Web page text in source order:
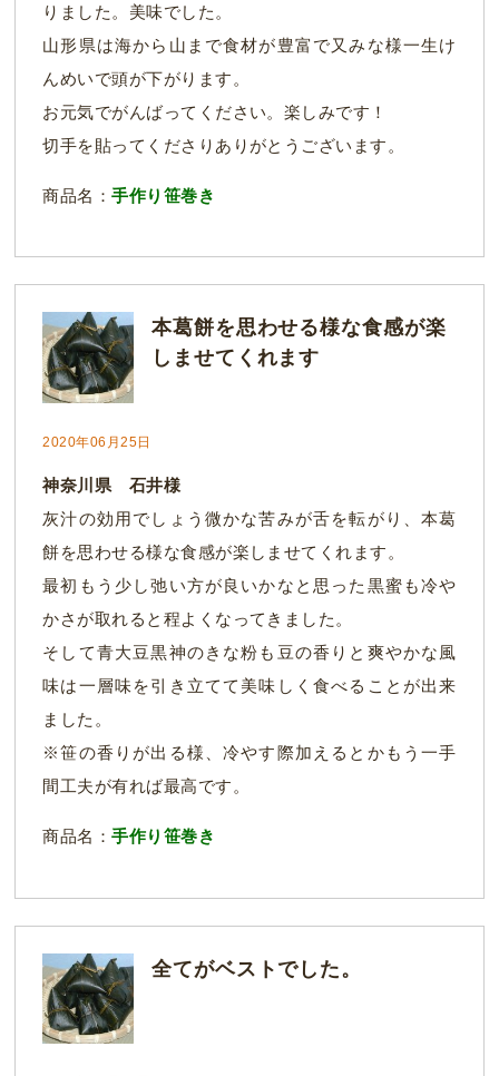
りました。美味でした。
山形県は海から山まで食材が豊富で又みな様一生け
んめいで頭が下がります。
お元気でがんばってください。楽しみです！
切手を貼ってくださりありがとうございます。
商品名：手作り笹巻き
本葛餅を思わせる様な食感が楽
しませてくれます
2020年06月25日
神奈川県 石井様
灰汁の効用でしょう微かな苦みが舌を転がり、本葛
餅を思わせる様な食感が楽しませてくれます。
最初もう少し弛い方が良いかなと思った黒蜜も冷や
かさが取れると程よくなってきました。
そして青大豆黒神のきな粉も豆の香りと爽やかな風
味は一層味を引き立てて美味しく食べることが出来
ました。
※笹の香りが出る様、冷やす際加えるとかもう一手
間工夫が有れば最高です。
商品名：手作り笹巻き
全てがベストでした。